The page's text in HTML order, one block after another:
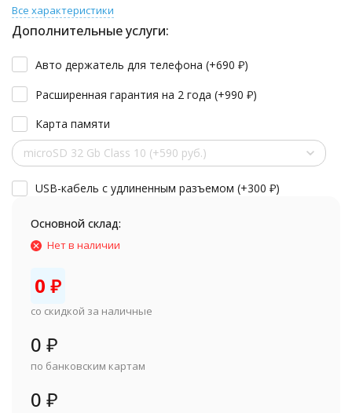
Все характеристики
Дополнительные услуги:
Авто держатель для телефона (+690 ₽)
Расширенная гарантия на 2 года (+990 ₽)
Карта памяти
microSD 32 Gb Class 10 (+590 руб.)
USB-кабель с удлиненным разъемом (+300 ₽)
Основной склад:
Нет в наличии
0 ₽
со скидкой за наличные
0 ₽
по банковским картам
0 ₽